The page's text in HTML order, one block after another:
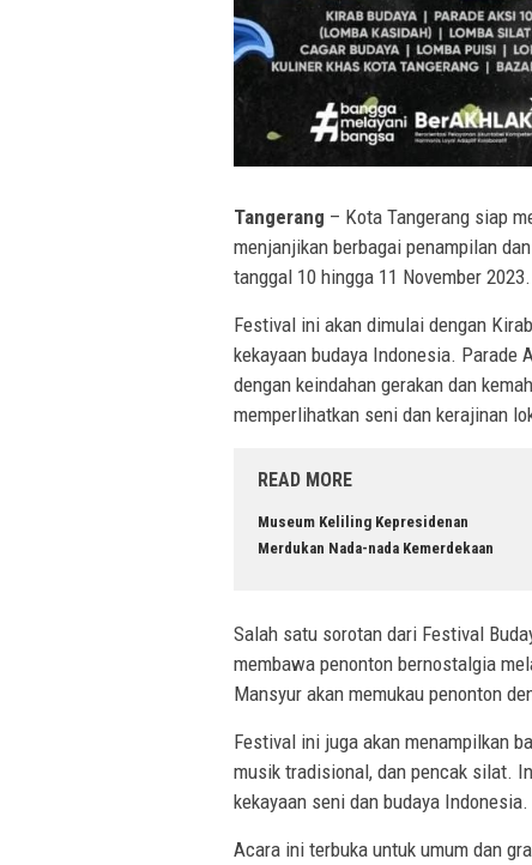
Tangerang – Kota Tangerang siap
menjanjikan berbagai penampilan
tanggal 10 hingga 11 November 2023.
Festival ini akan dimulai dengan
kekayaan budaya Indonesia. Parade
dengan keindahan gerakan dan
memperlihatkan seni dan kerajinan
READ MORE
Museum Keliling Kepresidenan
Merdukan Nada-nada Kemerdekaan
Salah satu sorotan dari Festival
membawa penonton bernostalgia
Mansyur akan memukau penonton
Festival ini juga akan menampilkan
musik tradisional, dan pencak silat.
kekayaan seni dan budaya Indonesia.
Acara ini terbuka untuk umum dan